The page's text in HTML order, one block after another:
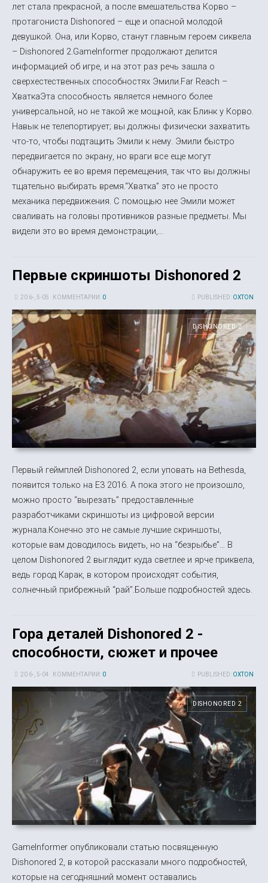
лет стала прекрасной, а после вмешательства Корво –
протагониста Dishonored – еще и опасной молодой
девушкой. Она, или Корво, станут главным героем сиквела
– Dishonored 2.GameInformer продолжают делится
информацией об игре, и на этот раз речь зашла о
сверхестественных способностях Эмили.Far Reach –
ХваткаЭта способность является немного более
универсальной, но не такой же мощной, как Блинк у Корво.
Навык не телепортирует; вы должны физически захватить
что-то, чтобы подтащить Эмили к нему. Эмили быстро
передвигается по экрану, но враги все еще могут
обнаружить ее во время перемещения, так что вы должны
тщательно выбирать время.“Хватка” это не просто
механика передвижения. С помощью нее Эмили может
сваливать на головы противников разные предметы. Мы
видели это во время демонстрации,...
Первые скриншоты Dishonored 2
PUBLISHED: OXTON
20 6-, 5-05 КОММЕНТАРИИ: 0
DISHONORED 2
Первый геймплей Dishonored 2, если уповать на Bethesda,
появится только на E3 2016. А пока этого не произошло,
можно просто “вырезать” предоставленные
разработчиками скриншоты из цифровой версии
журнала.Конечно это не самые лучшие скриншоты,
которые вам доводилось видеть, но на “безрыбье”… В
целом Dishonored 2 выглядит куда светлее и ярче приквела,
ведь город Карак, в котором происходят события,
солнечный прибрежный “рай”.Больше подробностей здесь.
Гора деталей Dishonored 2 -
способности, сюжет и прочее
PUBLISHED: OXTON
20 6-, 5-04 КОММЕНТАРИИ: 0
DISHONORED 2
GameInformer опубликовали статью посвященную
Dishonored 2, в которой рассказали много подробностей,
которые на сегодняшний момент оставались